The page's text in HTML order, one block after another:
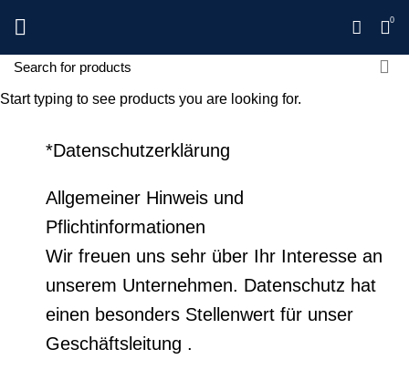
0
*Datenschutzerklärung
Allgemeiner Hinweis und
Pflichtinformationen
Wir freuen uns sehr über Ihr Interesse an
unserem Unternehmen. Datenschutz hat
einen besonders Stellenwert für unser
Geschäftsleitung .
Start typing to see products you are looking for.